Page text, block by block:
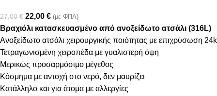
27,00€ 22,00 € (με ΦΠΑ)
Βραχιόλι κατασκευασμένο από ανοξείδωτο ατσάλι (316L)
Ανοξείδωτο ατσάλι χειρουργικής ποιότητας με επιχρύσωση 24k
Τετραγωνισμένη χειροπέδα με γυαλιστερή όψη
Μερικώς προσαρμόσιμο μέγεθος
Κόσμημα με αντοχή στο νερό, δεν μαυρίζει
Κατάλληλο και για άτομα με αλλεργίες